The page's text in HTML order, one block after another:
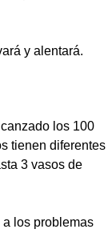
y alentará.
los 100
tienen diferentes
3 vasos de
los problemas